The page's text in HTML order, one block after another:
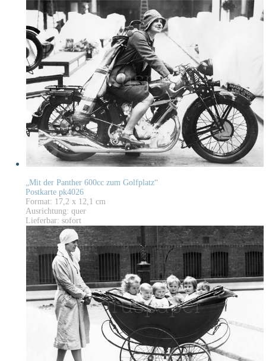
„Mit der Panther 600cc zum Golfplatz“
Postkarte pk4026
Format: 17,2 x 12,1 cm
Ausrichtung: quer
Lieferbar: sofort